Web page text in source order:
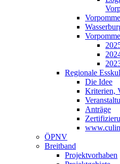
Regionale
Die Idee
Kriterien,
Anträge
ÖPNV
Breitband
Projektvorhaben